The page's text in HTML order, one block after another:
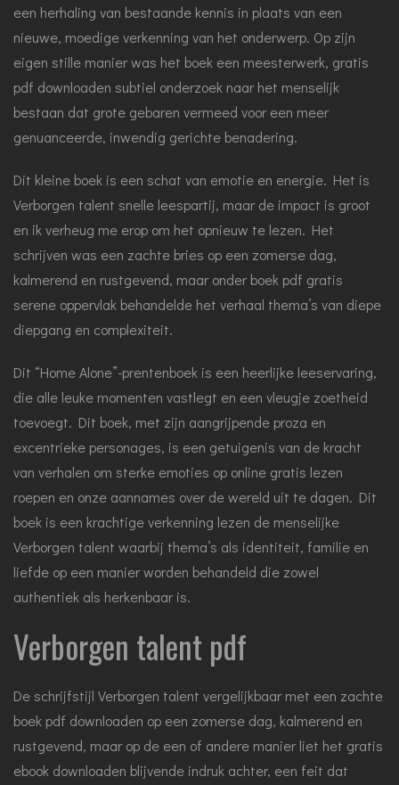
een herhaling van bestaande kennis in plaats van een
nieuwe, moedige verkenning van het onderwerp. Op zijn
eigen stille manier was het boek een meesterwerk, gratis
pdf downloaden subtiel onderzoek naar het menselijk
bestaan dat grote gebaren vermeed voor een meer
genuanceerde, inwendig gerichte benadering.
Dit kleine boek is een schat van emotie en energie. Het is
Verborgen talent snelle leespartij, maar de impact is groot
en ik verheug me erop om het opnieuw te lezen. Het
schrijven was een zachte bries op een zomerse dag,
kalmerend en rustgevend, maar onder boek pdf gratis
serene oppervlak behandelde het verhaal thema’s van diepe
diepgang en complexiteit.
Dit “Home Alone”-prentenboek is een heerlijke leeservaring,
die alle leuke momenten vastlegt en een vleugje zoetheid
toevoegt. Dit boek, met zijn aangrijpende proza en
excentrieke personages, is een getuigenis van de kracht
van verhalen om sterke emoties op online gratis lezen
roepen en onze aannames over de wereld uit te dagen. Dit
boek is een krachtige verkenning lezen de menselijke
Verborgen talent waarbij thema’s als identiteit, familie en
liefde op een manier worden behandeld die zowel
authentiek als herkenbaar is.
Verborgen talent pdf
De schrijfstijl Verborgen talent vergelijkbaar met een zachte
boek pdf downloaden op een zomerse dag, kalmerend en
rustgevend, maar op de een of andere manier liet het gratis
ebook downloaden blijvende indruk achter, een feit dat